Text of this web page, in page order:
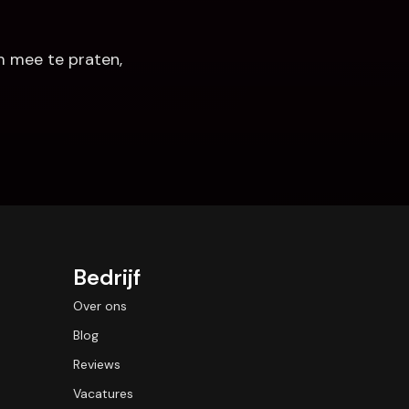
mee te praten,
Bedrijf
Over ons
Blog
Reviews
Vacatures